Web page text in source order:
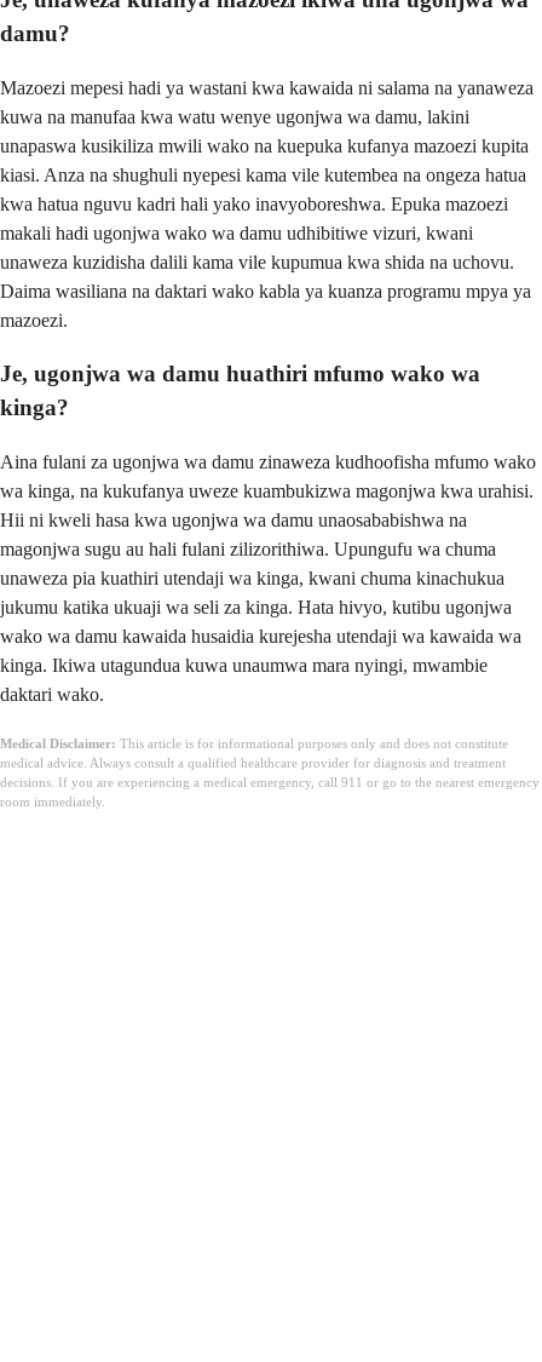
damu?
Mazoezi mepesi hadi ya wastani kwa kawaida ni salama na yanaweza
kuwa na manufaa kwa watu wenye ugonjwa wa damu, lakini
unapaswa kusikiliza mwili wako na kuepuka kufanya mazoezi kupita
kiasi. Anza na shughuli nyepesi kama vile kutembea na ongeza hatua
kwa hatua nguvu kadri hali yako inavyoboreshwa. Epuka mazoezi
makali hadi ugonjwa wako wa damu udhibitiwe vizuri, kwani
unaweza kuzidisha dalili kama vile kupumua kwa shida na uchovu.
Daima wasiliana na daktari wako kabla ya kuanza programu mpya ya
mazoezi.
Je, ugonjwa wa damu huathiri mfumo wako wa
kinga?
Aina fulani za ugonjwa wa damu zinaweza kudhoofisha mfumo wako
wa kinga, na kukufanya uweze kuambukizwa magonjwa kwa urahisi.
Hii ni kweli hasa kwa ugonjwa wa damu unaosababishwa na
magonjwa sugu au hali fulani zilizorithiwa. Upungufu wa chuma
unaweza pia kuathiri utendaji wa kinga, kwani chuma kinachukua
jukumu katika ukuaji wa seli za kinga. Hata hivyo, kutibu ugonjwa
wako wa damu kawaida husaidia kurejesha utendaji wa kawaida wa
kinga. Ikiwa utagundua kuwa unaumwa mara nyingi, mwambie
daktari wako.
Medical Disclaimer: This article is for informational purposes only and does not constitute
medical advice. Always consult a qualified healthcare provider for diagnosis and treatment
decisions. If you are experiencing a medical emergency, call 911 or go to the nearest emergency
room immediately.